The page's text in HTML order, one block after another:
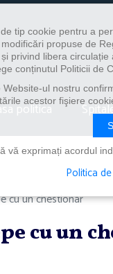
politica
cu un chestionar
cu un
tip cookie pentru a
propuse de
privind libera
conținutul Politicii de
ul nostru
acestor fişiere
vă exprimați acordul
Politica